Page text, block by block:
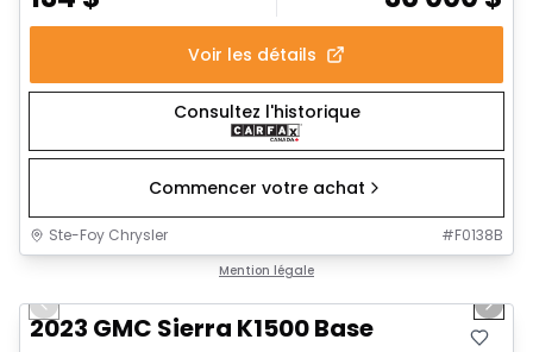
Voir les détails
Consultez l'historique
Commencer votre achat
Ste-Foy Chrysler #F0138B
Mention légale
Previous slide Next
2023 GMC Sierra K1500 Base